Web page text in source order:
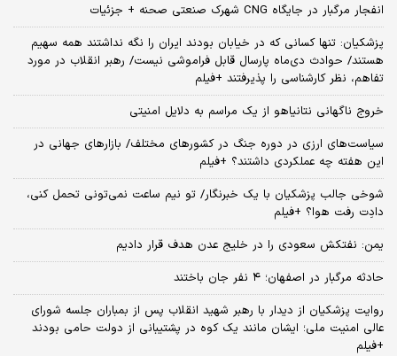
انفجار مرگبار در جایگاه CNG شهرک صنعتی صحنه + جزئیات
پزشکیان: تنها کسانی که در خیابان بودند ایران را نگه نداشتند همه سهیم
هستند/ حوادث دی‌ماه پارسال قابل فراموشی نیست/ رهبر انقلاب در مورد
تفاهم، نظر کارشناسی را پذیرفتند +فیلم
خروج ناگهانی نتانیاهو از یک مراسم به دلایل امنیتی
سیاست‌های ارزی در دوره جنگ در کشورهای مختلف/ بازارهای جهانی در
این هفته چه عملکردی داشتند؟ +فیلم
شوخی جالب پزشکیان با یک خبرنگار/ تو نیم ساعت نمی‌تونی تحمل کنی،
دادِت رفت هوا؟ +فیلم
یمن: نفتکش سعودی را در خلیج عدن هدف قرار دادیم
حادثه مرگبار در اصفهان؛ ۴ نفر جان باختند
روایت پزشکیان از دیدار با رهبر شهید انقلاب پس از بمباران جلسه شورای
عالی امنیت ملی؛ ایشان مانند یک کوه در پشتیبانی از دولت حامی بودند
+فیلم